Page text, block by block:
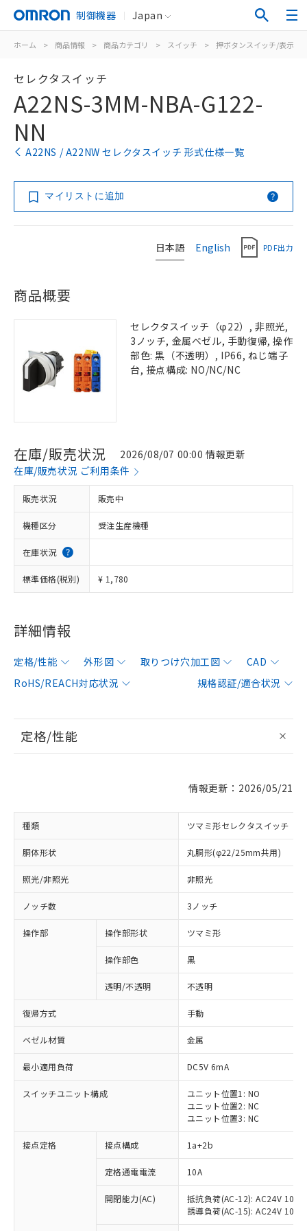
制御機器 Japan
ホーム > 商品情報 > 商品カテゴリ > スイッチ > 押ボタンスイッチ/表示灯
セレクタスイッチ
A22NS-3MM-NBA-G122-
NN
A22NS / A22NW セレクタスイッチ 形式仕様一覧
マイリストに追加
日本語 English PDF出力
商品概要
セレクタスイッチ（φ22）, 非照光,
3ノッチ, 金属ベゼル, 手動復帰, 操作
部色: 黒（不透明）, IP66, ねじ端子
台, 接点構成: NO/NC/NC
在庫/販売状況
2026/08/07 00:00 情報更新
在庫/販売状況 ご利用条件
販売状況 販売中
機種区分 受注生産機種
在庫状況
標準価格(税別) ¥ 1,780
詳細情報
定格/性能 外形図 取りつけ穴加工図
CAD
RoHS/REACH対応状況
規格認証/適合状況
定格/性能
情報更新：2026/05/21
種類 ツマミ形セレクタスイッチ
胴体形状 丸胴形(φ22/25mm共用)
照光/非照光 非照光
ノッチ数 3ノッチ
操作部 操作部形状 ツマミ形
操作部色 黒
透明/不透明 不透明
復帰方式 手動
ベゼル材質 金属
最小適用負荷 DC5V 6mA
スイッチユニット構成
ユニット位置1: NO
ユニット位置2: NC
ユニット位置3: NC
接点定格 接点構成 1a+2b
定格通電電流 10A
開閉能力(AC)
抵抗負荷(AC-12): AC24V 10A/
誘導負荷(AC-15): AC24V
※1 対応状況
対応済み：EU RoHS指令（10物質）の
非含有に対応した製品が提供可能な商品で
対応予定：EU RoHS指令（10物質）の非含